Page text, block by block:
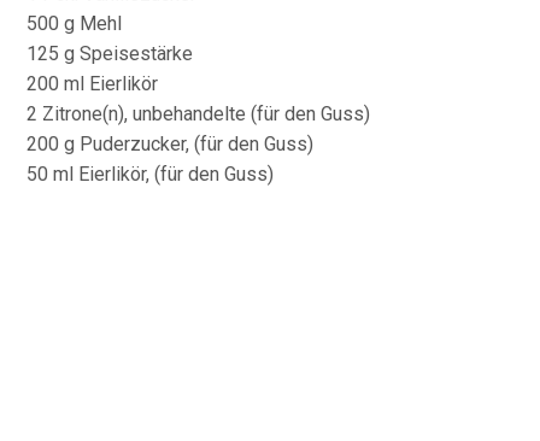
500 g Mehl
125 g Speisestärke
200 ml Eierlikör
2 Zitrone(n), unbehandelte (für den Guss)
200 g Puderzucker, (für den Guss)
50 ml Eierlikör, (für den Guss)